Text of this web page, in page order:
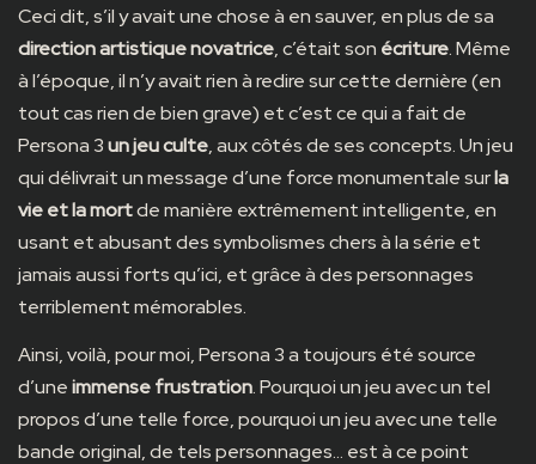
Ceci dit, s’il y avait une chose à en sauver, en plus de sa
direction artistique novatrice, c’était son écriture. Même
à l’époque, il n’y avait rien à redire sur cette dernière (en
tout cas rien de bien grave) et c’est ce qui a fait de
Persona 3un jeu culte, aux côtés de ses concepts. Un jeu
qui délivrait un message d’une force monumentale surla
vie et la mortde manière extrêmement intelligente, en
usant et abusant des symbolismes chers à la série et
jamais aussi forts qu’ici, et grâce à des personnages
terriblement mémorables.
Ainsi, voilà, pour moi, Persona 3 a toujours été source
d’uneimmense frustration. Pourquoi un jeu avec un tel
propos d’une telle force, pourquoi un jeu avec une telle
bande original, de tels personnages… est à ce point